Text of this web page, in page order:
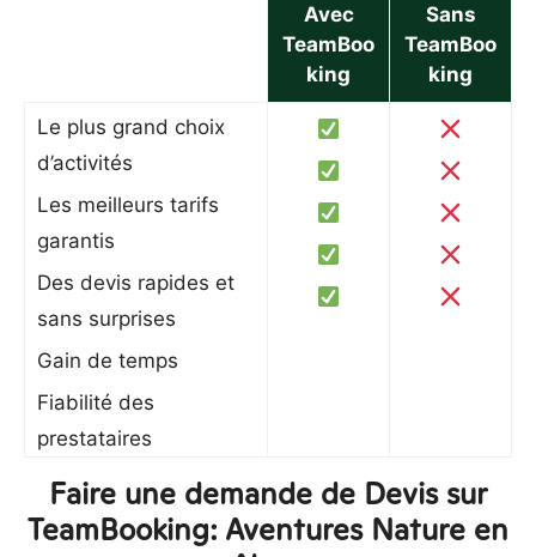
Avec
TeamBoo
king
Sans
TeamBoo
king
Le plus grand choix
d’activités
Les meilleurs tarifs
garantis
Des devis rapides et
sans surprises
Gain de temps
Fiabilité des
prestataires
Faire une demande de Devis sur
TeamBooking: Aventures Nature en